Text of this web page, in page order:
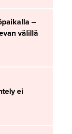
–
välillä
ei